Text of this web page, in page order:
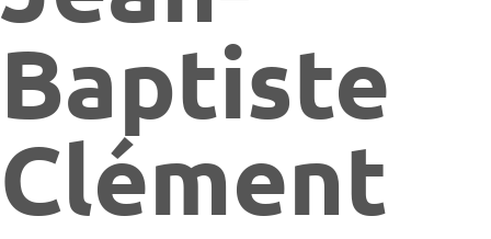
Baptiste
Clément